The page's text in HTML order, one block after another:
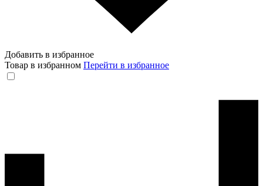
Добавить в избранное
Товар в избранном Перейти в избранное